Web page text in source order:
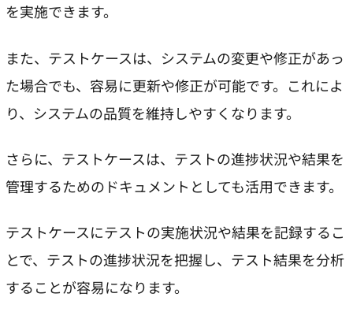
を実施できます。
また、テストケースは、システムの変更や修正があっ
た場合でも、容易に更新や修正が可能です。これによ
り、システムの品質を維持しやすくなります。
さらに、テストケースは、テストの進捗状況や結果を
管理するためのドキュメントとしても活用できます。
テストケースにテストの実施状況や結果を記録するこ
とで、テストの進捗状況を把握し、テスト結果を分析
することが容易になります。